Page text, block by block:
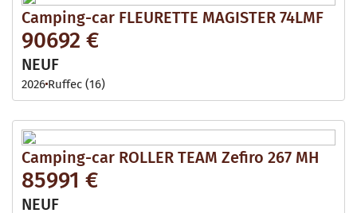
Camping-car FLEURETTE MAGISTER 74LMF
90692 €
NEUF
2026 Ruffec (16)
Camping-car ROLLER TEAM Zefiro 267 MH
85991 €
NEUF